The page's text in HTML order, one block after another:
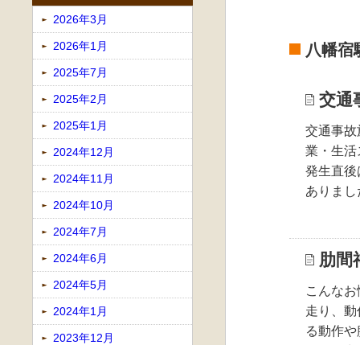
八幡宿
交通
交通事故
業・生活
発生直後
ありま
肋間
こんな
走り、
る動作
2026年3月
2026年1月
2025年7月
2025年2月
2025年1月
2024年12月
2024年11月
2024年10月
2024年7月
2024年6月
2024年5月
2024年1月
2023年12月